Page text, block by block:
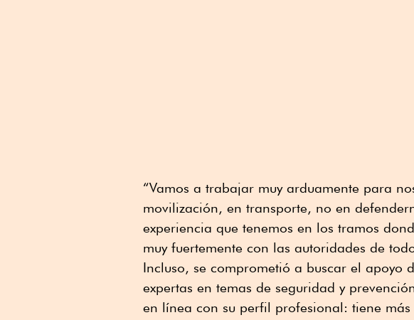
“Vamos a trabajar muy arduamente para
movilización, en transporte, no en
experiencia que tenemos en los tramos
muy fuertemente con las autoridades de
Incluso, se comprometió a buscar el apoyo
expertas en temas de seguridad y
en línea con su perfil profesional: tiene